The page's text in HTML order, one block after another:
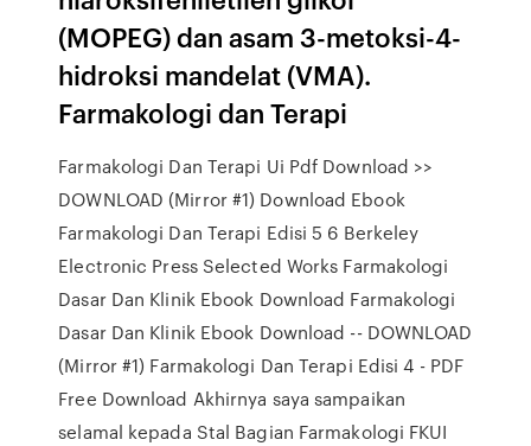
(MOPEG) dan asam 3-metoksi-4-
hidroksi mandelat (VMA).
Farmakologi dan Terapi
Farmakologi Dan Terapi Ui Pdf Download >>
DOWNLOAD (Mirror #1) Download Ebook
Farmakologi Dan Terapi Edisi 5 6 Berkeley
Electronic Press Selected Works Farmakologi
Dasar Dan Klinik Ebook Download Farmakologi
Dasar Dan Klinik Ebook Download -- DOWNLOAD
(Mirror #1) Farmakologi Dan Terapi Edisi 4 - PDF
Free Download Akhirnya saya sampaikan
selamal kepada Stal Bagian Farmakologi FKUI